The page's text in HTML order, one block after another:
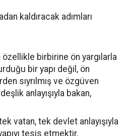
kaldıracak adımları
birbirine ön yargılarla
bir yapı değil, ön
sıyrılmış ve özgüven
anlayışıyla bakan,
vatan, tek devlet anlayışıyla
tesis etmektir,